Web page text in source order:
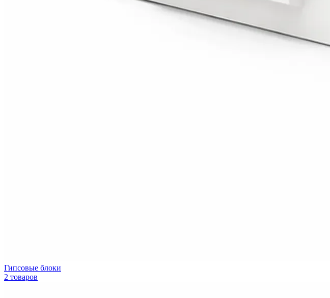
Гипсовые блоки
2 товаров